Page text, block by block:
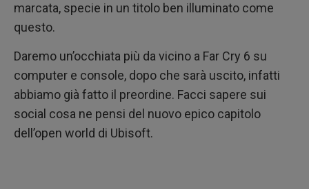
marcata, specie in un titolo ben illuminato come
questo.
Daremo un’occhiata più da vicino a Far Cry 6 su
computer e console, dopo che sarà uscito, infatti
abbiamo già fatto il preordine. Facci sapere sui
social cosa ne pensi del nuovo epico capitolo
dell’open world di Ubisoft.